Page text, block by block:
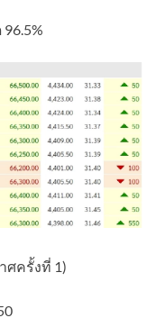
ศครั้งที่ 1)